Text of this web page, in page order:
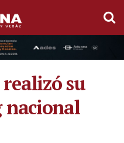
realizó su